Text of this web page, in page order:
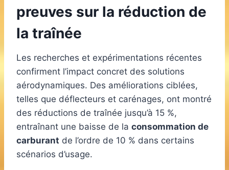
preuves sur la réduction de
la traînée
Les recherches et expérimentations récentes
confirment l’impact concret des solutions
aérodynamiques. Des améliorations ciblées,
telles que déflecteurs et carénages, ont montré
des réductions de traînée jusqu’à 15 %,
entraînant une baisse de la consommation de
carburant de l’ordre de 10 % dans certains
scénarios d’usage.